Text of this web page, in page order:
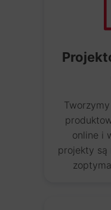
online i
projekty są